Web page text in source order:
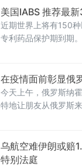
美国IABS 推荐最
近期世界上将有150
专利药品保护期到期
在疫情面前彰显俄
今天上午，俄罗斯纳
特地让朋友从俄罗斯
乌航空难伊朗或赔
特别法庭